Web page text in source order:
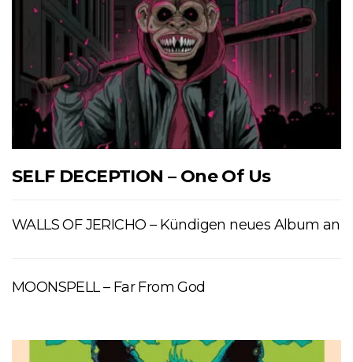
SELF DECEPTION – One Of Us
WALLS OF JERICHO – Kündigen neues Album an
MOONSPELL – Far From God